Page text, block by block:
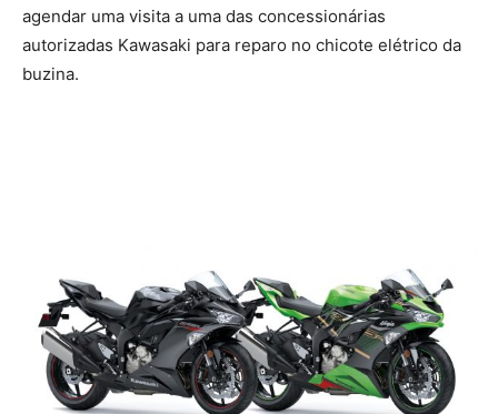
agendar uma visita a uma das concessionárias
autorizadas Kawasaki para reparo no chicote elétrico da
buzina.